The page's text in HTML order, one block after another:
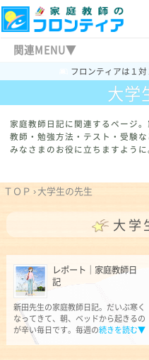
関連MENU▼
ＴＯＰ 関連
よく
家庭教師日記
特
指導体制
指
無料体験授業
お問
フロンティアは１
大学
家庭教師日記に関連するページ。
教師・勉強方法・テスト・受験な
みなさまのお役に立ちますように
ＴＯＰ ›大学生の先生
大学
レポート｜家庭教師日
記
新田先生の家庭教師日記。だいぶ寒く
なってきて、朝、ベッドから起きるの
が辛い毎日です。毎週の続きを読む▼